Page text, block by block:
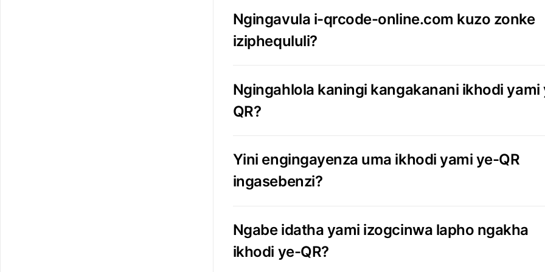
Ngingavula i-qrcode-online.com kuzo zonke
iziphequluli?
Ngingahlola kaningi kangakanani ikhodi yami
QR?
Yini engingayenza uma ikhodi yami ye-QR
ingasebenzi?
Ngabe idatha yami izogcinwa lapho ngakha
ikhodi ye-QR?